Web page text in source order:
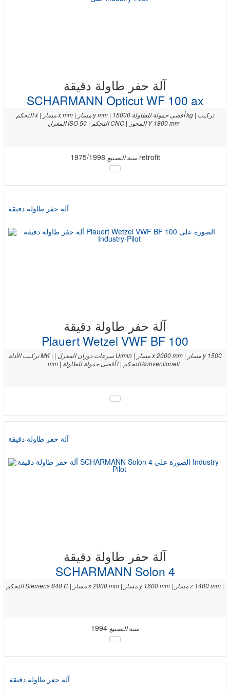
آلة حفر طاولة دقيقة
SCHARMANN Opticut WF 100 ax
التحكم x | مسار x mm | مسار y mm | أقصى حمولة للطاولة 15000 kg | تركيب
المغزل ISO 50 | التحكم CNC | المحور Y 1800 mm |
سنة التصنيع1975/1998 retrofit
آلة حفر طاولة دقيقة
آلة حفر طاولة دقيقة
Plauert Wetzel VWF BF 100
تركيب الأداة MK | | سرعات دوران المغزل U/min | مسار x 2000 mm | مسار y 1500
mm | أقصى حمولة للطاولة t | التحكم konventionell |
آلة حفر طاولة دقيقة
آلة حفر طاولة دقيقة
SCHARMANN Solon 4
التحكم Siemens 840 C | مسار x 2000 mm | مسار y 1600 mm | مسار z 1400 mm |
سنة التصنيع
آلة حفر طاولة دقيقة